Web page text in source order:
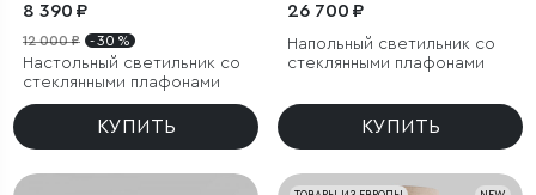
8 390 ₽
12 000 ₽ - 30 %
Настольный светильник со
стеклянными плафонами
КУПИТЬ
26 700 ₽
Напольный светильник со
стеклянными плафонами
КУПИТЬ